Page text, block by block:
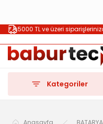
5000 TL ve üzeri
Kategoriler
Anasayfa BATARYA